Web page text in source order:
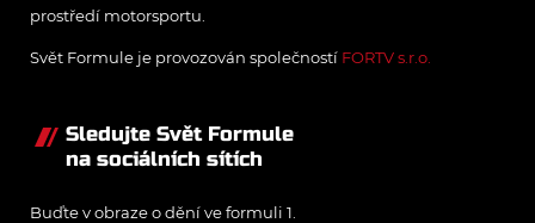
prostředí motorsportu.
Svět Formule je provozován společností FORTV s.r.o.
Sledujte Svět Formule
na sociálních sítích
Buďte v obraze o dění ve formuli 1.